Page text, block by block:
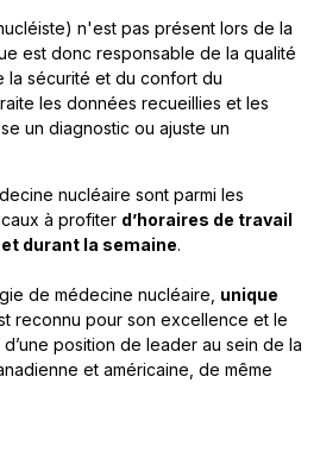
n'est pas présent lors de la
est donc responsable de la qualité
la sécurité et du confort du
les données recueillies et les
un diagnostic ou ajuste un
nucléaire sont parmi les
à profiter d’horaires de travail
durant la semaine.
de médecine nucléaire, unique
reconnu pour son excellence et le
position de leader au sein de la
et américaine, de même